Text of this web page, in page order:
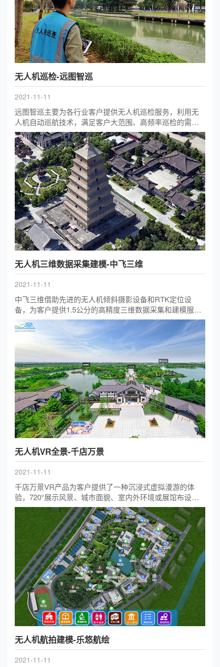
规定的要求；其他绝缘材料的阻燃等级应达到GB4943.1-
2011中规定的V-1要求；系统噪声50dB(50m距离)。防护等
级IP54 电源外壳顶部不存在积水结构；产品内印刷线路
板、插接件等电路应具有防潮湿、防霉变、防盐雾处理，
使产品能在室外潮湿、盐雾环境下正常运行。
无人机巡检-远图智巡
2021-11-11
远图智巡主要为各行业客户提供无人机巡检服务，利用无
人机自动巡航技术，满足客户大范围、高频率巡检的需
求，适用于水利河湖管理、高速国道乡村公路管理、建筑
违建查处等。公司拥有完善的飞行巡检管理体系，以及配
套智能巡查技术，提供免费的实时巡检直播服务。支持5G
数据直传，实现1分钟以内问题发现、二次确认和预警派
单。
无人机三维数据采集建模-中飞三维
2021-11-11
中飞三维借助先进的无人机倾斜摄影设备和RTK定位设
备，为客户提供1.5公分的高精度三维数据采集和建模服
务，为智慧城市、数字孪生提供多样化的空间信息产品。
服务过的客户涵盖了智慧社区、智慧校园、智慧矿山、智
慧水利、美丽乡村等。同时，公司为二次开发客户提供三
维引擎和数据转码技术服务支持。
无人机VR全景-千店万景
2021-11-11
千店万景VR产品为客户提供了一种沉浸式虚拟漫游的体
验，720°展示风景、城市面貌、室内外环境或展馆布设，
已经实现多终端无缝观览。支持VR眼镜浏览体验。公司在
农文旅宣传展示、大像素城市宣传、水利环境监测和学校
教育等方面应用积累了丰富的经验。
无人机航拍建模-乐悠航绘
2021-11-11